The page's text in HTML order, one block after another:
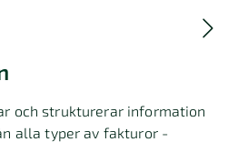
och strukturerar information
alla typer av fakturor -